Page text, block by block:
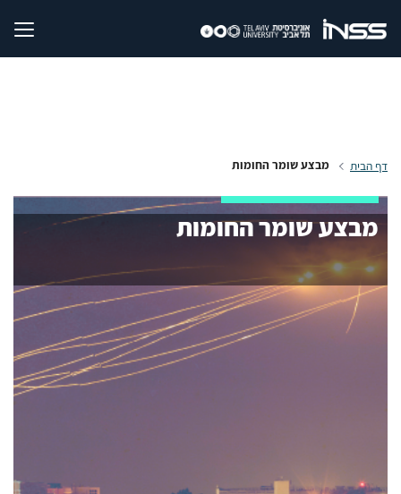
דף הבית מבצע שומר החומות
מבצע שומר החומות